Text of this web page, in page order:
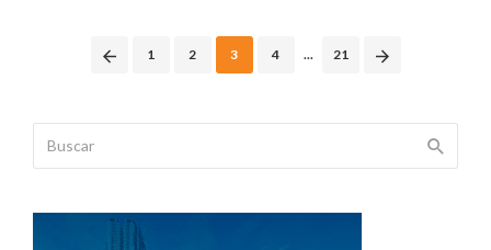
navigation
1 2 3 4 ... 21